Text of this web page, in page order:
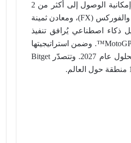
Bitget تُعد أكبر بورصة عالمية شاملة (UEX)، إذ تخدم أكثر من 125 مليون مستخدم، وتوفّر إمكانية الوصول إلى أكثر من 2
مليون رمز مشفّر، وأكثر من 100 سهم مُرمَّز، وصناديق المؤشرات المتداولة (ETFs)، والسلع، والفوركس (FX)، ومعادن ثمينة
ذكاء اصطناعي يُرافق تنفيذ
الصفقات. كما تقود Bitget اعتماد العملات المشفّرة عبر شراكات استراتيجية مع LALIGA و MotoGP™. وضمن استراتيجيتها
ذات الأثر العالمي، تعاونت Bitget مع UNICEF لدعم تعليم البلوكتشين لـ 1.1 مليون شخص بحلول عام 2027. وتتصدّر Bitget